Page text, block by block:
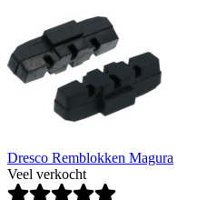
Dresco Remblokken Magura
Veel verkocht